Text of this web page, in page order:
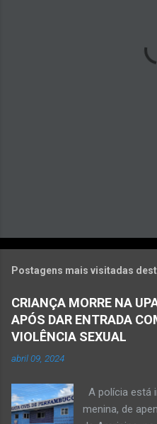
Postagens mais visitadas
CRIANÇA MORRE NA
APÓS DAR ENTRADA
VIOLÊNCIA SEXUAL
abril 09, 2024
A polícia está
menina, de